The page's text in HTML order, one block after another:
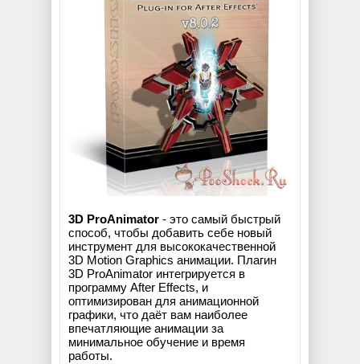
3D ProAnimator - это самый быстрый
способ, чтобы добавить себе новый
инструмент для высококачественной
3D Motion Graphics анимации. Плагин
3D ProAnimator интегрируется в
программу After Effects, и
оптимизирован для анимационной
графики, что даёт вам наиболее
впечатляющие анимации за
минимальное обучение и время
работы.